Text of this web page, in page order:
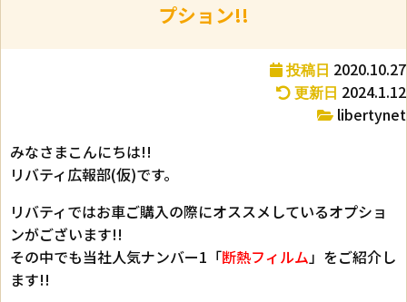
プション!!
投稿日 2020.10.27
更新日 2024.1.12
libertynet
みなさまこんにちは!!
リバティ広報部(仮)です。
リバティではお車ご購入の際にオススメしているオプショ
ンがございます!!
その中でも当社人気ナンバー1「断熱フィルム」をご紹介し
ます!!